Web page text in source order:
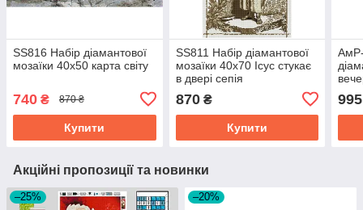
SS816 Набір діамантової
мозаїки 40х50 карта світу
740 ₴ 870 ₴
Купити
SS811 Набір діамантової
мозаїки 40х70 Ісус стукає
в двері сепія
870₴
Купити
995
Акційні пропозиції та новинки
–25% –20%